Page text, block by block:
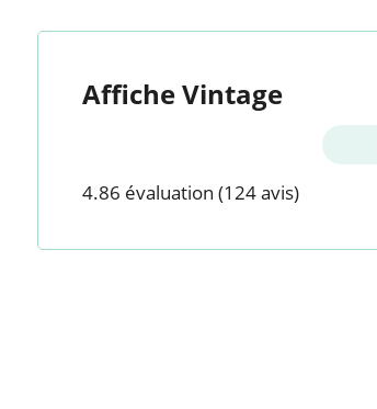
Affiche Vintage
4.86 évaluation (124 avis)